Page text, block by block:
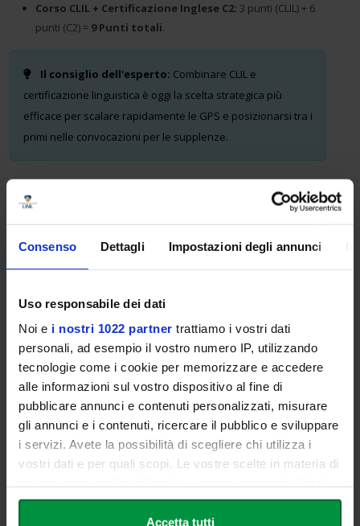
Consenso Dettagli Impostazioni degli annunci
Uso responsabile dei dati
Noi e i nostri 1022 partner trattiamo i vostri dati
personali, ad esempio il vostro numero IP, utilizzando
tecnologie come i cookie per memorizzare e accedere
alle informazioni sul vostro dispositivo al fine di
pubblicare annunci e contenuti personalizzati, misurare
gli annunci e i contenuti, ricercare il pubblico e sviluppare
i servizi. Avete la possibilità di scegliere chi utilizza i
vostri dati e per quali scopi. Le vostre scelte in materia di
in cui avete effettuato le vostre scelte. È possibile
modificare o revocare il proprio consenso in qualsiasi
Accetta tutti
Corso CLIL + Certificazione Inglese C2: 3 punti (CLIL) + 6
punti (C2) = 9 Punti totali.
Il consiglio dell'esperto: Combinare CLIL e
certificazione linguistica è oggi la scelta strategica più
efficace per scalare rapidamente le GPS e posizionarsi tra i
primi nelle convocazioni per le supplenze.
Requisiti di Ammissione
Per l'ammissione al Corso di Perfezionamento è richiesto il
possesso di unaLaurea triennale, magistrale o
riconosciuto idoneo.
Specifiche del Corso
Tipologia:Corso di Perfezionamento
Durata:1.500 ore